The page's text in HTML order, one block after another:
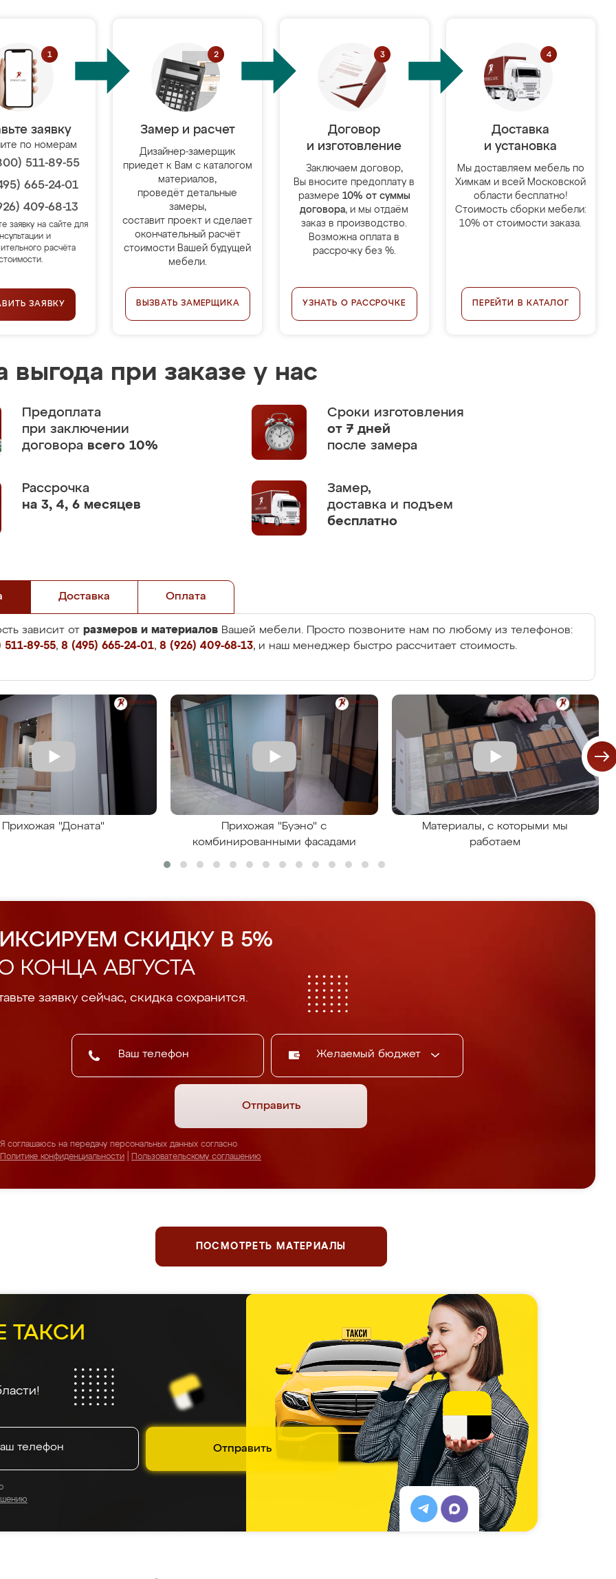
заявку
по номерам
511-89-55
665-24-01
409-68-13
заявку на сайте для
и
расчёта
ЗАЯВКУ
Замер и расчет
Дизайнер-замерщик
приедет к Вам с каталогом
материалов,
проведёт детальные
замеры,
составит проект и сделает
окончательный расчёт
стоимости Вашей будущей
мебели.
ВЫЗВАТЬ ЗАМЕРЩИКА
Договор
и изготовление
Заключаем договор,
Вы вносите предоплату в
размере 10% от суммы
договора, и мы отдаём
заказ в производство.
Возможна оплата в
рассрочку без %.
УЗНАТЬ О РАССРОЧКЕ
Доставка
и установка
Мы доставляем мебель по
Химкам и всей Московской
области бесплатно!
Стоимость сборки мебели:
10% от стоимости заказа.
ПЕРЕЙТИ В КАТАЛОГ
выгода при заказе у нас
Предоплата
при заключении
договора всего 10%
Сроки изготовления
от 7 дней
после замера
Рассрочка
на 3, 4, 6 месяцев
Замер,
доставка и подъем
бесплатно
Доставка Оплата
зависит от размеров и материалов Вашей мебели. Просто позвоните нам по любому из телефонов:
89-55, 8 (495) 665-24-01, 8 (926) 409-68-13, и наш менеджер быстро рассчитает стоимость.
Прихожая "Доната"
Прихожая "Буэно" с
комбинированными фасадами
Материалы, с которыми мы
работаем
СКИДКУ В 5%
КОНЦА АВГУСТА
заявку сейчас, скидка сохранится.
Желаемый бюджет
Отправить
Я соглашаюсь на передачу персональных данных согласно
Политике конфиденциальности
Пользовательскому соглашению
ПОСМОТРЕТЬ МАТЕРИАЛЫ
ТАКСИ
Отправить